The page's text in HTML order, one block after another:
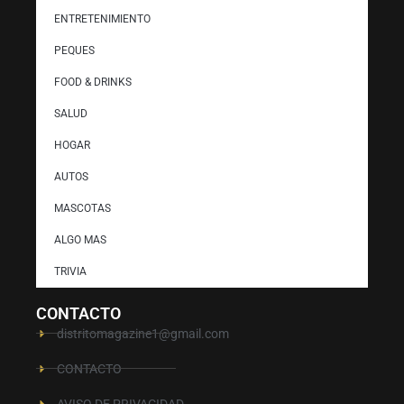
ENTRETENIMIENTO
PEQUES
FOOD & DRINKS
SALUD
HOGAR
AUTOS
MASCOTAS
ALGO MAS
TRIVIA
CONTACTO
distritomagazine1@gmail.com
CONTACTO